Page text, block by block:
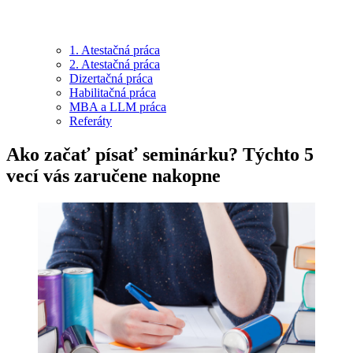
1. Atestačná práca
2. Atestačná práca
Dizertačná práca
Habilitačná práca
MBA a LLM práca
Referáty
Ako začať písať seminárku? Týchto 5
vecí vás zaručene nakopne